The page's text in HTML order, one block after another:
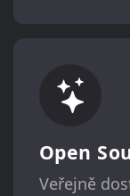
Open
Veřejně